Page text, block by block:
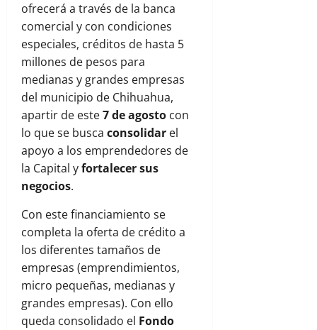
ofrecerá a través de la banca
comercial y con condiciones
especiales, créditos de hasta 5
millones de pesos para
medianas y grandes empresas
del municipio de Chihuahua,
apartir de este7 de agosto con
lo que se busca consolidar el
apoyo a los emprendedores de
la Capital yfortalecersus
negocios.
Con este financiamiento se
completa la oferta de crédito a
los diferentes tamaños de
empresas (emprendimientos,
micro pequeñas, medianas y
grandes empresas). Con ello
queda consolidado el Fondo